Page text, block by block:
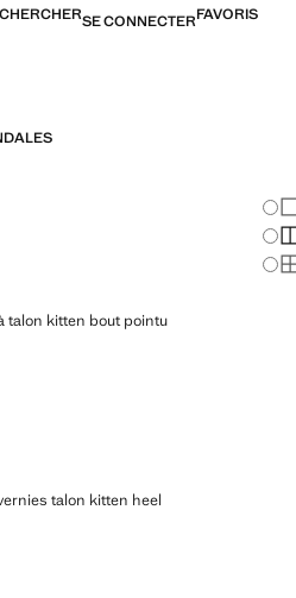
SE CONNECTERFAVORIS
talon kitten bout pointu
À TALON KITTEN BOUT POINTU
€ ]
talon kitten heel
VERNIES TALON KITTEN HEEL
€ ]